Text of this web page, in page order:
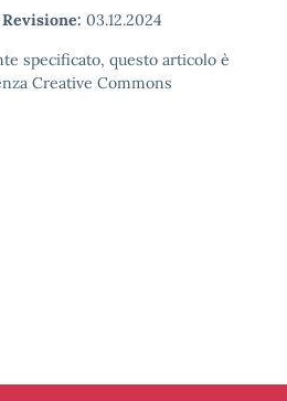
Revisione: 03.12.2024
specificato, questo articolo è
Creative Commons